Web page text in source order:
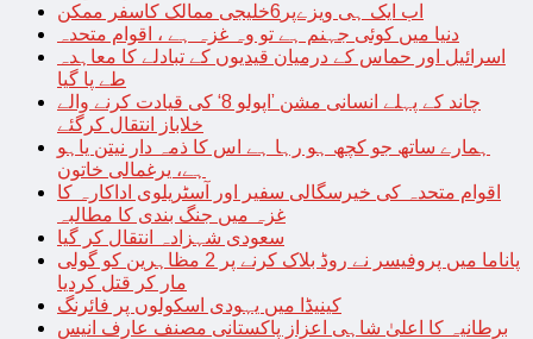
اب ایک ہی ویزےپر6خلیجی ممالک کاسفر ممکن
دنیا میں کوئی جہنم ہے تو وہ غزہ ہے ، اقوام متحدہ
اسرائیل اور حماس کے درمیان قیدیوں کے تبادلے کا معاہدہ
طے پا گیا
چاند کے پہلے انسانی مشن ’اپولو 8‘ کی قیادت کرنے والے
خلاباز انتقال کرگئے
ہمارے ساتھ جو کچھ ہو رہا ہے اس کا ذمہ دار نیتن یاہو
ہے، یرغمالی خاتون
اقوام متحدہ کی خیرسگالی سفیر اور آسٹریلوی اداکارہ کا
غزہ میں جنگ بندی کا مطالبہ
سعودی شہزادہ انتقال کر گیا
پاناما میں پروفیسر نے روڈ بلاک کرنے پر 2 مظاہرین کو گولی
مار کر قتل کردیا
کینیڈا میں یہودی اسکولوں پر فائرنگ
برطانیہ کا اعلیٰ شاہی اعزاز پاکستانی مصنف عارف انیس